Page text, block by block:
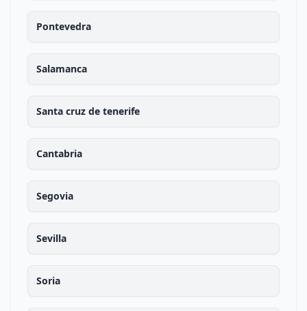
Pontevedra
Salamanca
Santa cruz de tenerife
Cantabria
Segovia
Sevilla
Soria